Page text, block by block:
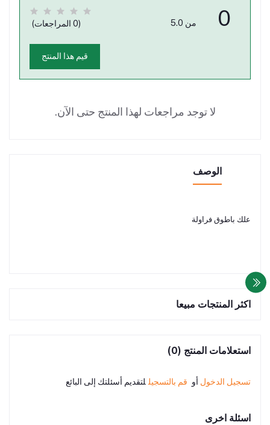
0 من 5.0 (0 المراجعات)
قيم هذا المنتج
لا توجد مراجعات لهذا المنتج حتى الآن.
الوصف
علك باطوق فراولة
اكثر المنتجات مبيعا
استعلامات المنتج (0)
تسجيل الدخول أو قم بالتسجيل لتقديم أسئلتك إلى البائع
اسئلة اخرى